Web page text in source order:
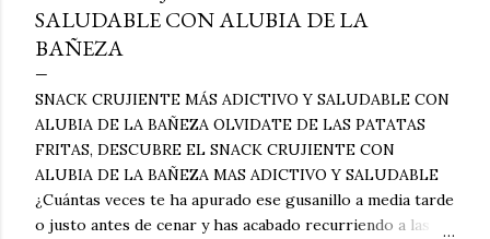
SALUDABLE CON ALUBIA DE LA
BAÑEZA
SNACK CRUJIENTE MÁS ADICTIVO Y SALUDABLE CON
ALUBIA DE LA BAÑEZA OLVIDATE DE LAS PATATAS
FRITAS, DESCUBRE EL SNACK CRUJIENTE CON
ALUBIA DE LA BAÑEZA MAS ADICTIVO Y SALUDABLE
¿Cuántas veces te ha apurado ese gusanillo a media tarde
o justo antes de cenar y has acabado recurriendo a las